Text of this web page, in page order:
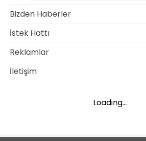
Bizden Haberler
İstek Hattı
Reklamlar
İletişim
Loading...